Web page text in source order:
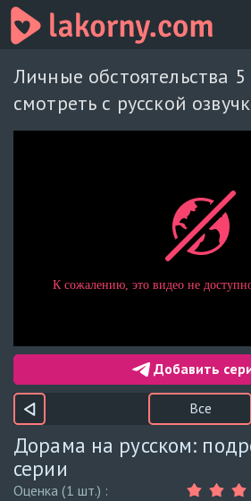
Личные обстоятельства 5
смотреть с русской
Добавить
Все
Дорама на русском:
серии
Оценка (1 шт.) :